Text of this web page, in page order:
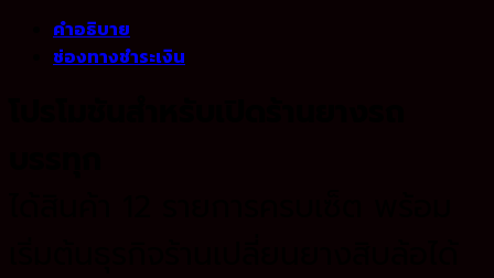
คำอธิบาย
ช่องทางชำระเงิน